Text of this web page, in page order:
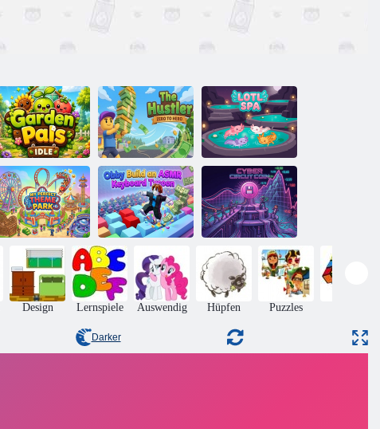
Gartenfreunde
im Leerlauf
Der Hustler Lotl Spa
Mein perfekter
Themenpark
Obby: Bauen
Sie einen
ASMR-Tastatur-
Tycoon
Cyber-Circuit-
Münze
Design Lernspiele Auswendig Hüpfen Puzzles
Darker